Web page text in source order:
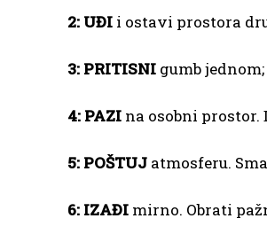
2: UĐI i ostavi prostora
3: PRITISNI gumb
4: PAZI na osobni
5: POŠTUJ atmosferu.
6: IZAĐI mirno. Obrati